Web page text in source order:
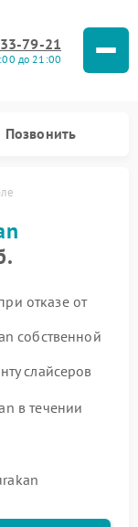
79-21
до 21:00
Позвонить
отказе от
собственной
слайсеров
в течении